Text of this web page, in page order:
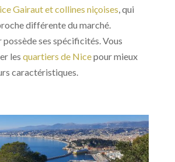
Gairaut et collines niçoises, qui
différente du marché.
possède ses spécificités. Vous
les quartiers de Nicepour mieux
caractéristiques.